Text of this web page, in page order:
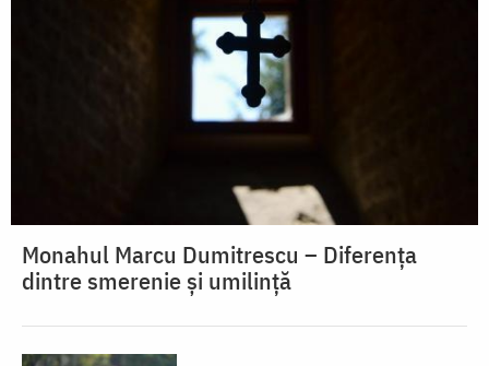
Monahul Marcu Dumitrescu – Diferența
dintre smerenie și umilință